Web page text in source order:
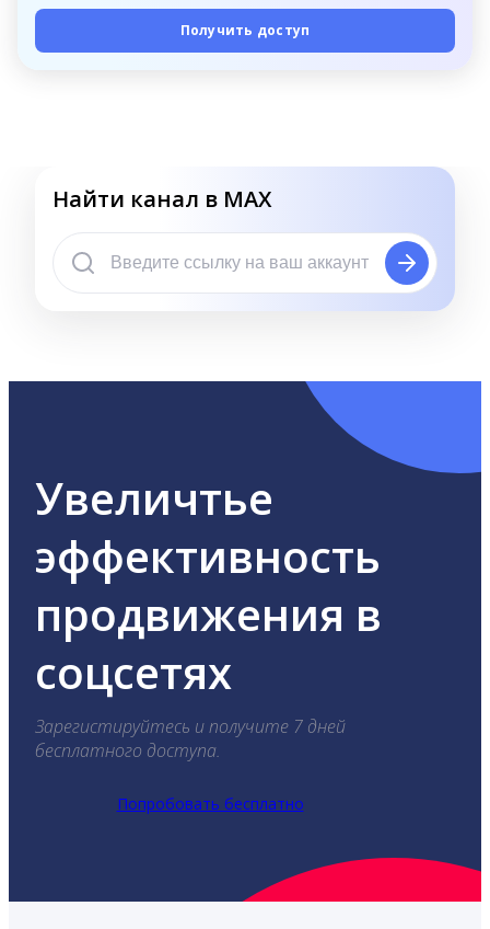
Получить доступ
Найти канал в MAX
Увеличтье
эффективность
продвижения в
соцсетях
Зарегистируйтесь и получите 7 дней
бесплатного доступа.
Попробовать бесплатно